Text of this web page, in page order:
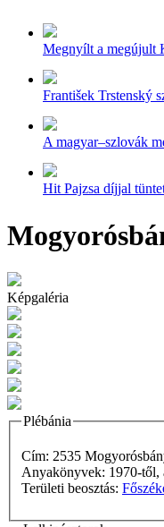
Megnyílt a megújult
František Trstenský
A magyar–szlovák
Hit Pajzsa díjjal
Képgaléria
Plébánia
Cím: 2535
Területi beosztás: